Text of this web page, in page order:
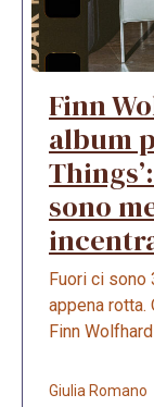
Finn
album
sono
Fuori ci sono
appena rotta.
Finn
Giulia Romano